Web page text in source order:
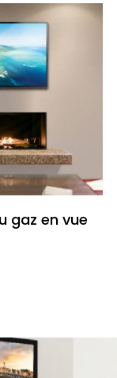
gaz en vue